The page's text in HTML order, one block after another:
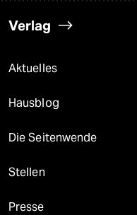
Verlag
Aktuelles
Hausblog
Die Seitenwende
Stellen
Presse